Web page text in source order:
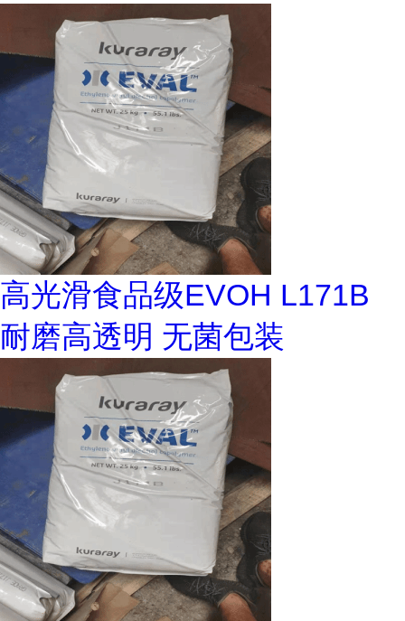
高光滑食品级EVOH L171B
耐磨高透明 无菌包装